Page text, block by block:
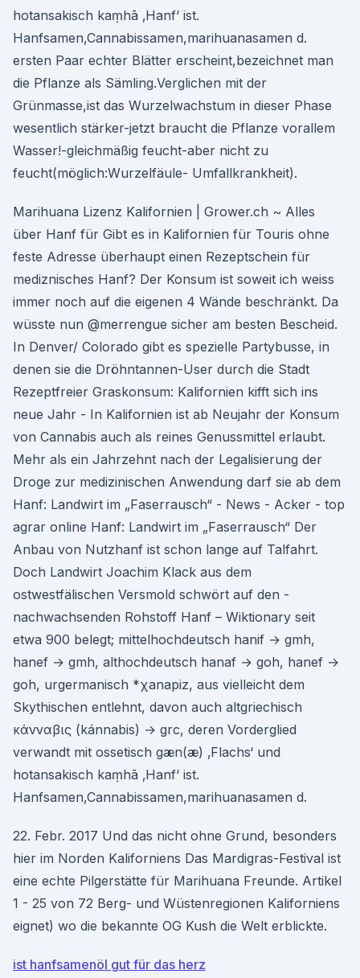
hotansakisch kaṃhā ‚Hanf‘ ist.
Hanfsamen,Cannabissamen,marihuanasamen d.
ersten Paar echter Blätter erscheint,bezeichnet man
die Pflanze als Sämling.Verglichen mit der
Grünmasse,ist das Wurzelwachstum in dieser Phase
wesentlich stärker-jetzt braucht die Pflanze vorallem
Wasser!-gleichmäßig feucht-aber nicht zu
feucht(möglich:Wurzelfäule- Umfallkrankheit).
Marihuana Lizenz Kalifornien | Grower.ch ~ Alles
über Hanf für Gibt es in Kalifornien für Touris ohne
feste Adresse überhaupt einen Rezeptschein für
mediznisches Hanf? Der Konsum ist soweit ich weiss
immer noch auf die eigenen 4 Wände beschränkt. Da
wüsste nun @merrengue sicher am besten Bescheid.
In Denver/ Colorado gibt es spezielle Partybusse, in
denen sie die Dröhntannen-User durch die Stadt
Rezeptfreier Graskonsum: Kalifornien kifft sich ins
neue Jahr - In Kalifornien ist ab Neujahr der Konsum
von Cannabis auch als reines Genussmittel erlaubt.
Mehr als ein Jahrzehnt nach der Legalisierung der
Droge zur medizinischen Anwendung darf sie ab dem
Hanf: Landwirt im „Faserrausch“ - News - Acker - top
agrar online Hanf: Landwirt im „Faserrausch“ Der
Anbau von Nutzhanf ist schon lange auf Talfahrt.
Doch Landwirt Joachim Klack aus dem
ostwestfälischen Versmold schwört auf den ­
nachwachsenden Rohstoff Hanf – Wiktionary seit
etwa 900 belegt; mittelhochdeutsch hanif → gmh,
hanef → gmh, althochdeutsch hanaf → goh, hanef →
goh, urgermanisch *χanapiz, aus vielleicht dem
Skythischen entlehnt, davon auch altgriechisch
κάνναβις (kánnabis) → grc, deren Vorderglied
verwandt mit ossetisch gæn(æ) ‚Flachs‘ und
hotansakisch kaṃhā ‚Hanf‘ ist.
Hanfsamen,Cannabissamen,marihuanasamen d.
22. Febr. 2017 Und das nicht ohne Grund, besonders
hier im Norden Kaliforniens Das Mardigras-Festival ist
eine echte Pilgerstätte für Marihuana Freunde. Artikel
1 - 25 von 72 Berg- und Wüstenregionen Kaliforniens
eignet) wo die bekannte OG Kush die Welt erblickte.
ist hanfsamenöl gut für das herz